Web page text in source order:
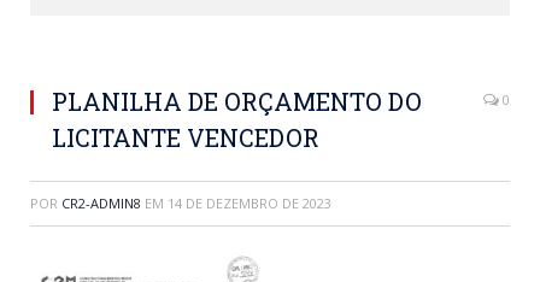
PLANILHA DE ORÇAMENTO DO
LICITANTE VENCEDOR
0
POR CR2-ADMIN8 EM 14 DE DEZEMBRO DE 2023